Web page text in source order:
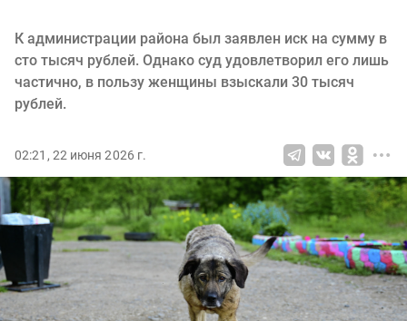
К администрации района был заявлен иск на сумму в
сто тысяч рублей. Однако суд удовлетворил его лишь
частично, в пользу женщины взыскали 30 тысяч
рублей.
02:21, 22 июня 2026 г.